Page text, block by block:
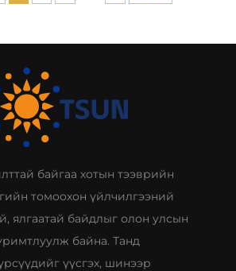
байгаа хотын тээврийн
томоохон үйлчилгээний
ялгаатай байдлыг олон улсын
байна. Танд
үүсгэх, шинээр